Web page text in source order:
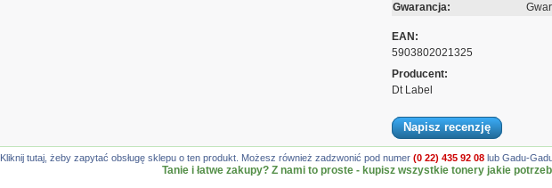
Gwarancja:
EAN:
5903802021325
Producent:
Dt Label
Napisz recenzję
Kliknij tutaj, żeby zapytać obsługę sklepu o ten produkt. Możesz również zadzwonić pod numer (0 22) 435 92 08lub Gadu-
Tanie i łatwe zakupy? Z nami to proste - kupisz wszystkie tonery jakie